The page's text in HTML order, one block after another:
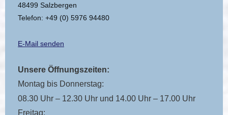
48499 Salzbergen
Telefon: +49 (0) 5976 94480
E-Mail senden
Unsere Öffnungszeiten:
Montag bis Donnerstag:
08.30 Uhr – 12.30 Uhr und 14.00 Uhr – 17.00 Uhr
Freitag: